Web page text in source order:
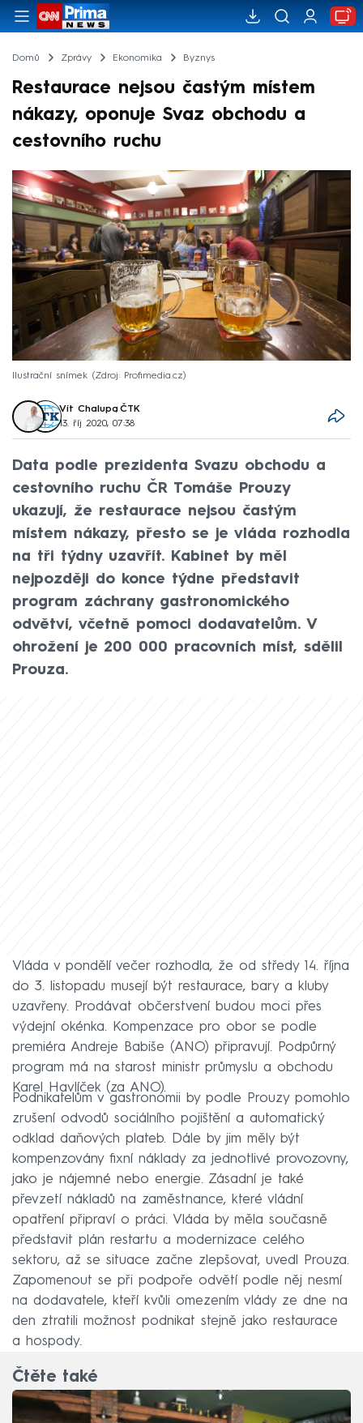
Domů Zprávy Ekonomika Byznys
Restaurace nejsou častým místem
nákazy, oponuje Svaz obchodu a
cestovního ruchu
Ilustrační snímek Zdroj: Profimedia.cz
Vít Chalupa, ČTK
13. říj 2020, 07:38
Data podle prezidenta Svazu obchodu a
cestovního ruchu ČR Tomáše Prouzy
ukazují, že restaurace nejsou častým
místem nákazy, přesto se je vláda rozhodla
na tři týdny uzavřít. Kabinet by měl
nejpozději do konce týdne představit
program záchrany gastronomického
odvětví, včetně pomoci dodavatelům. V
ohrožení je 200 000 pracovních míst, sdělil
Prouza.
Vláda v pondělí večer rozhodla, že od středy 14. října
do 3. listopadu musejí být restaurace, bary a kluby
uzavřeny. Prodávat občerstvení budou moci přes
výdejní okénka. Kompenzace pro obor se podle
premiéra Andreje Babiše (ANO) připravují. Podpůrný
program má na starost ministr průmyslu a obchodu
Karel Havlíček (za ANO).
Podnikatelům v gastronomii by podle Prouzy pomohlo
zrušení odvodů sociálního pojištění a automatický
odklad daňových plateb. Dále by jim měly být
kompenzovány fixní náklady za jednotlivé provozovny,
jako je nájemné nebo energie. Zásadní je také
převzetí nákladů na zaměstnance, které vládní
opatření připraví o práci. Vláda by měla současně
představit plán restartu a modernizace celého
sektoru, až se situace začne zlepšovat, uvedl Prouza.
Zapomenout se při podpoře odvětí podle něj nesmí
na dodavatele, kteří kvůli omezením vlády ze dne na
den ztratili možnost podnikat stejně jako restaurace
a hospody.
Čtěte také